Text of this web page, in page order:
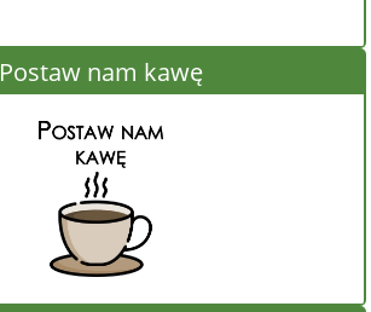
Postaw nam kawę